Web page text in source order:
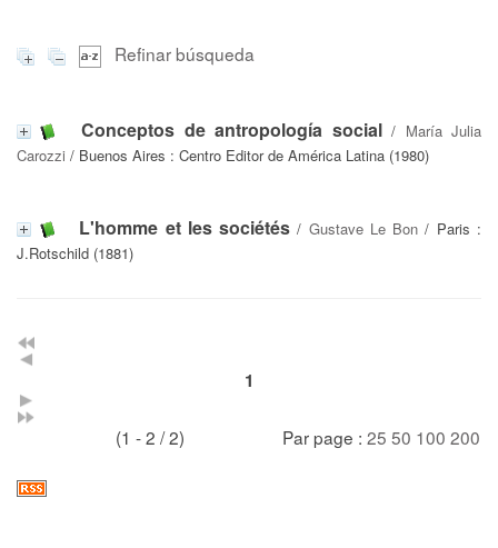
Refinar búsqueda
Conceptos de antropología social/ María Julia
Carozzi / Buenos Aires : Centro Editor de América Latina (1980)
L'homme et les sociétés / Gustave Le Bon / Paris :
J.Rotschild (1881)
1
(1 - 2 / 2) Par page : 25 50 100 200